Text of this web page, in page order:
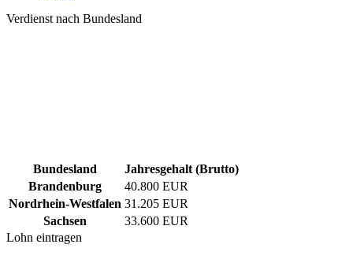
Verdienst nach Bundesland
Bundesland
Jahresgehalt (Brutto)
Brandenburg
40.800 EUR
Nordrhein-Westfalen 31.205 EUR
Sachsen
33.600 EUR
Lohn eintragen